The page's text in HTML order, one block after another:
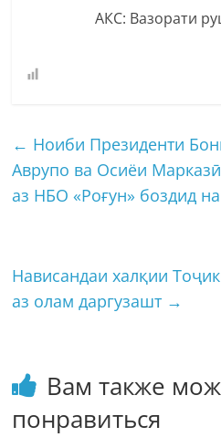
АКС: Вазорати
← Ноиби Президенти
Аврупо ва Осиёи
аз НБО «Роғун» боздид
Нависандаи халқии
аз олам даргузашт →
Вам также
понравиться